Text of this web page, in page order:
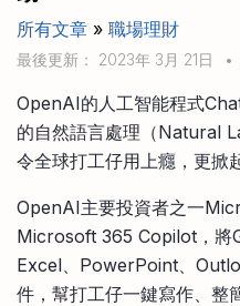
月供股票計劃
比較最抵月供計劃
比較定存利率
信用卡
比較各種最優惠信用
其他網站
手機App與理財資訊
商業解決方案
企業服務
所有文章 » 職場理財
最後更新： 2023年 3月 21日 •
OpenAI的人工智能程式
的自然語言處理（Natural
令全球打工仔用上癮，更掀
OpenAI主要投資者之一
Microsoft 365 Copilot，將
Excel、PowerPoint、
件，幫打工仔一鍵寫作、整